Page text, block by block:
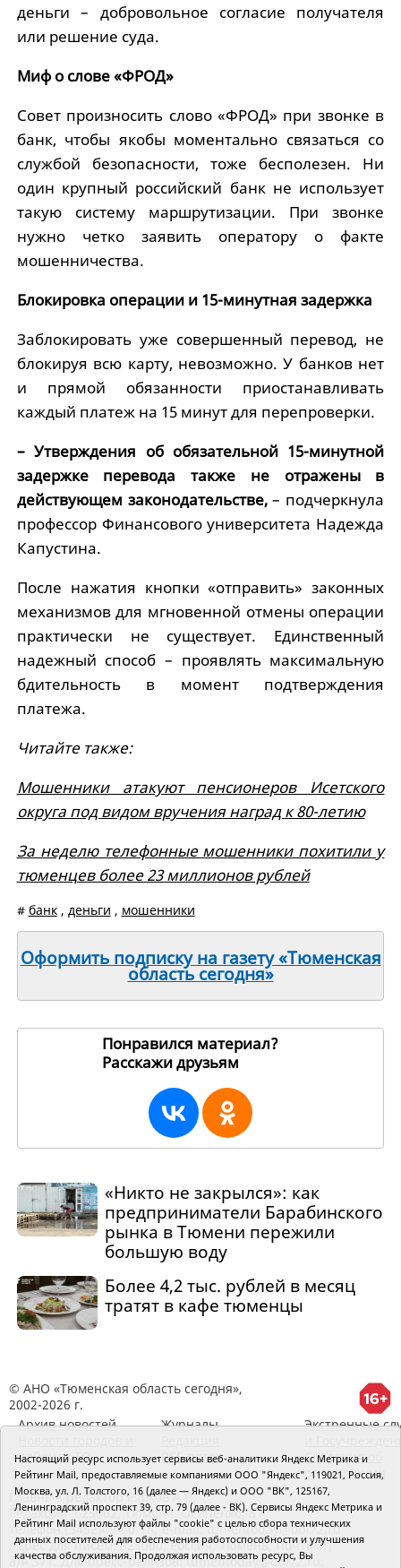
деньги – добровольное согласие получателя
или решение суда.
Миф о слове «ФРОД»
Совет произносить слово «ФРОД» при звонке в
банк, чтобы якобы моментально связаться со
службой безопасности, тоже бесполезен. Ни
один крупный российский банк не использует
такую систему маршрутизации. При звонке
нужно четко заявить оператору о факте
мошенничества.
Блокировка операции и 15-минутная задержка
Заблокировать уже совершенный перевод, не
блокируя всю карту, невозможно. У банков нет
и прямой обязанности приостанавливать
каждый платеж на 15 минут для перепроверки.
– Утверждения об обязательной 15-минутной
задержке перевода также не отражены в
действующем законодательстве,– подчеркнула
профессор Финансового университета Надежда
Капустина.
После нажатия кнопки «отправить» законных
механизмов для мгновенной отмены операции
практически не существует. Единственный
надежный способ – проявлять максимальную
бдительность в момент подтверждения
платежа.
Читайте также:
Мошенники атакуют пенсионеров Исетского
округа под видом вручения наград к 80-летию
За неделю телефонные мошенники похитили у
тюменцев более 23 миллионов рублей
# банк, деньги , мошенники
Оформить подписку на газету «Тюменская
область сегодня»
Понравился материал?
Расскажи друзьям
«Никто не закрылся»: как
предприниматели Барабинского
рынка в Тюмени пережили
большую воду
Более 4,2 тыс. рублей в месяц
тратят в кафе тюменцы
© АНО «Тюменская область сегодня»,
2002-2026 г.
Архив новостей
районов ТО
Журналы
RSS поток
Экстренные
Сведения об
организации
Главный редактор Рябков А.В.
Редакция: 625002, Тюмень, Осипенко, 81,
телефон (3452)49-00-18, e-mail: tumentoday@obl72.ru
Адрес для писем: 625000, Россия, Тюмень, Почтамт,
а/я 371. Для пресс-релизов: tumentoday@obl72.ru.
Настоящий ресурс использует сервисы веб-аналитики Яндекс Метрика и
Рейтинг Mail, предоставляемые компаниями ООО "Яндекс", 119021, Россия,
Москва, ул. Л. Толстого, 16 (далее — Яндекс) и ООО "ВК", 125167,
Ленинградский проспект 39, стр. 79 (далее - ВК). Сервисы Яндекс Метрика и
Рейтинг Mail используют файлы "cookie" с целью сбора технических
данных посетителей для обеспечения работоспособности и улучшения
качества обслуживания. Продолжая использовать ресурс, Вы